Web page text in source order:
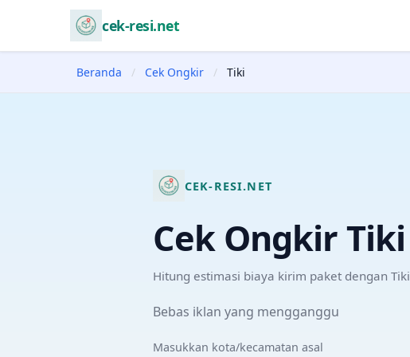
cek-resi.net
Beranda / Cek Ongkir / Tiki
CEK-RESI.NET
Cek OngkirTiki
Hitung estimasi biaya kirim paket dengan Tiki
Bebas iklan yang mengganggu
Masukkan kota/kecamatan asal